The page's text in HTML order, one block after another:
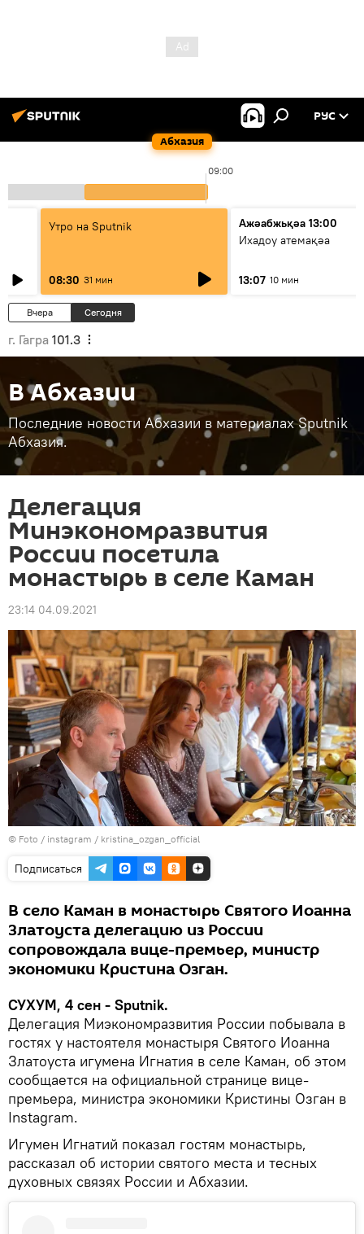
Абхазия
РУС
09:00
Утро на Sputnik
08:30 31 мин
Ажәабжьқәа 13:00
Ихадоу атемақәа
13:07 10 мин
Вчера Сегодня
г. Гагра 101.3
В Абхазии
Последние новости Абхазии в материалах Sputnik
Абхазия.
Делегация
Минэкономразвития
России посетила
монастырь в селе Каман
23:14 04.09.2021
© Foto / instagram / kristina_ozgan_official
Подписаться
В село Каман в монастырь Святого Иоанна
Златоуста делегацию из России
сопровождала вице-премьер, министр
экономики Кристина Озган.
СУХУМ, 4 сен - Sputnik.
Делегация Миэкономразвития России побывала в
гостях у настоятеля монастыря Святого Иоанна
Златоуста игумена Игнатия в селе Каман, об этом
сообщается на официальной странице вице-
премьера, министра экономики Кристины Озган в
Instagram.
Игумен Игнатий показал гостям монастырь,
рассказал об истории святого места и тесных
духовных связях России и Абхазии.